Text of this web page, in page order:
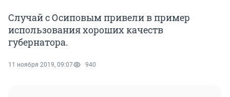
Случай с Осиповым привели в пример
использования хороших качеств
губернатора.
11 ноября 2019, 09:07 940